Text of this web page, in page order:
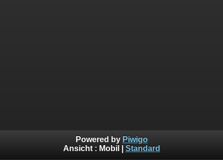
Powered by Piwigo
Ansicht : Mobil Standard